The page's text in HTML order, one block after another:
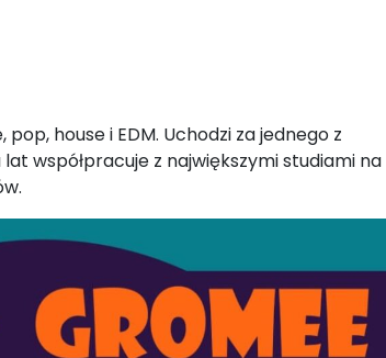
house i EDM. Uchodzi za jednego z
współpracuje z największymi studiami na